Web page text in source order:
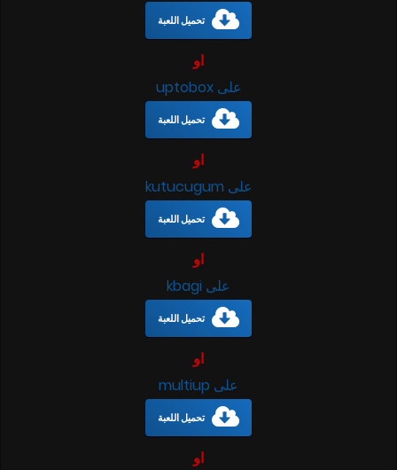
تحميل اللعبة
او
على uptobox
تحميل اللعبة
او
على kutucugum
تحميل اللعبة
او
على kbagi
تحميل اللعبة
او
على multiup
تحميل اللعبة
او